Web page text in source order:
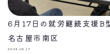
6月17日の就労継続支援B
名古屋市南区
2026.06.17